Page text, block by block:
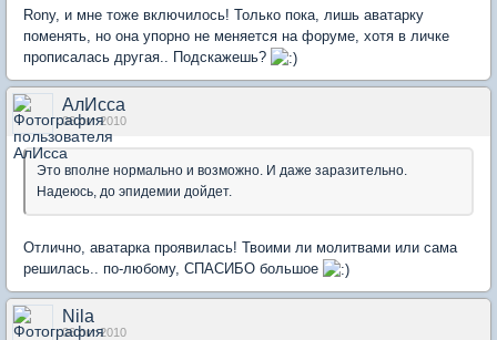
Rony, и мне тоже включилось! Только пока, лишь аватарку
поменять, но она упорно не меняется на форуме, хотя в личке
прописалась другая.. Подскажешь?
АлИсса
06 окт 2010
Это вполне нормально и возможно. И даже заразительно.
Надеюсь, до эпидемии дойдет.
Отлично, аватарка проявилась! Твоими ли молитвами или сама
решилась.. по-любому, СПАСИБО большое
Nila
06 окт 2010